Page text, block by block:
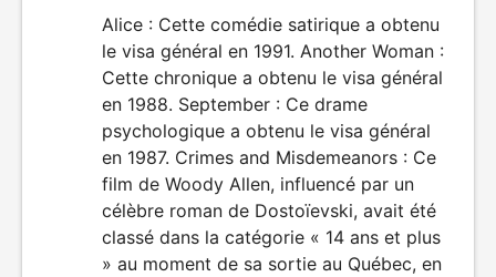
Alice : Cette comédie satirique a obtenu
le visa général en 1991. Another Woman :
Cette chronique a obtenu le visa général
en 1988. September : Ce drame
psychologique a obtenu le visa général
en 1987. Crimes and Misdemeanors : Ce
film de Woody Allen, influencé par un
célèbre roman de Dostoïevski, avait été
classé dans la catégorie « 14 ans et plus
» au moment de sa sortie au Québec, en